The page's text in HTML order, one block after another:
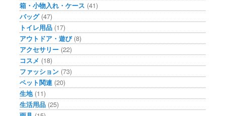
箱・小物入れ・ケース (41)
バッグ(47)
トイレ用品 (17)
アウトドア・遊び(8)
アクセサリー (22)
コスメ (18)
ファッション (73)
ペット関連 (20)
生地(11)
生活用品 (25)